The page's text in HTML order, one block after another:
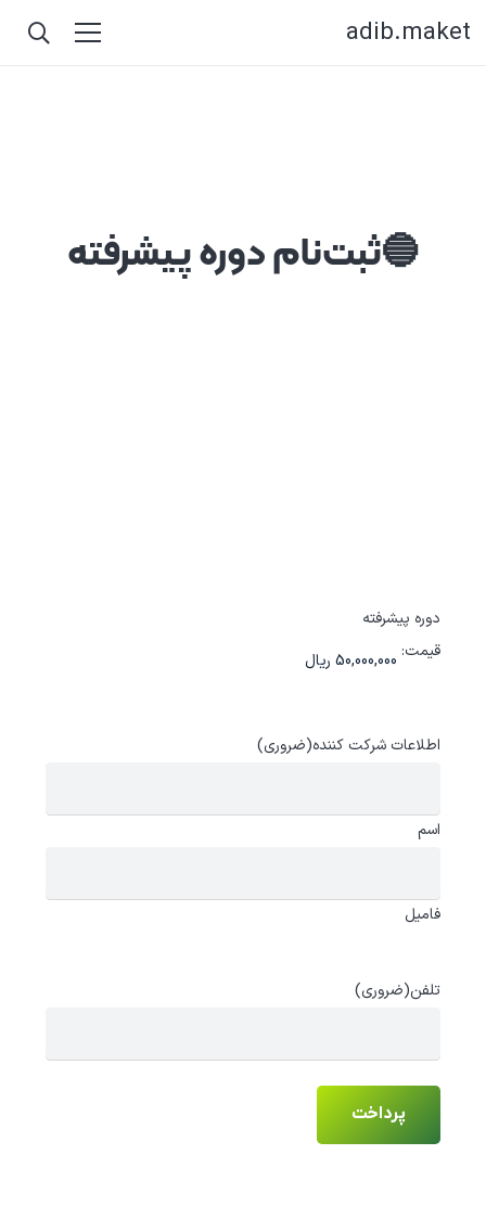
adib.maket
🔵ثبت‌نام دوره پیشرفته
دوره پیشرفته
قیمت:
اطلاعات شرکت کننده(ضروری)
اسم
فامیل
تلفن(ضروری)